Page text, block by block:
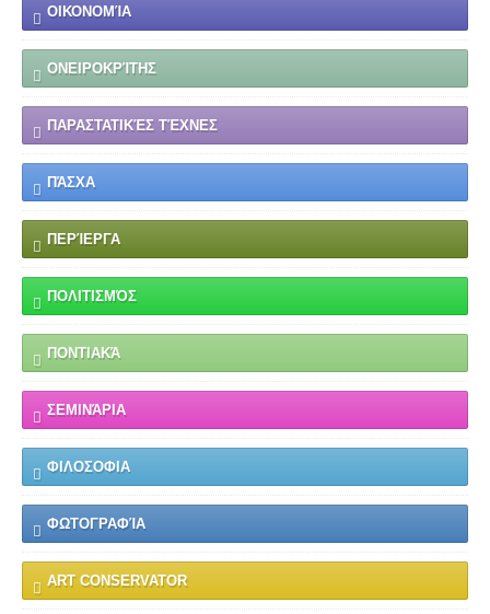
ΟΙΚΟΝΟΜΊΑ
ΟΝΕΙΡΟΚΡΊΤΗΣ
ΠΑΡΑΣΤΑΤΙΚΈΣ ΤΈΧΝΕΣ
ΠΆΣΧΑ
ΠΕΡΊΕΡΓΑ
ΠΟΛΙΤΙΣΜΌΣ
ΠΟΝΤΙΑΚΆ
ΣΕΜΙΝΆΡΙΑ
ΦΙΛΟΣΟΦΙΑ
ΦΩΤΟΓΡΑΦΊΑ
ART CONSERVATOR